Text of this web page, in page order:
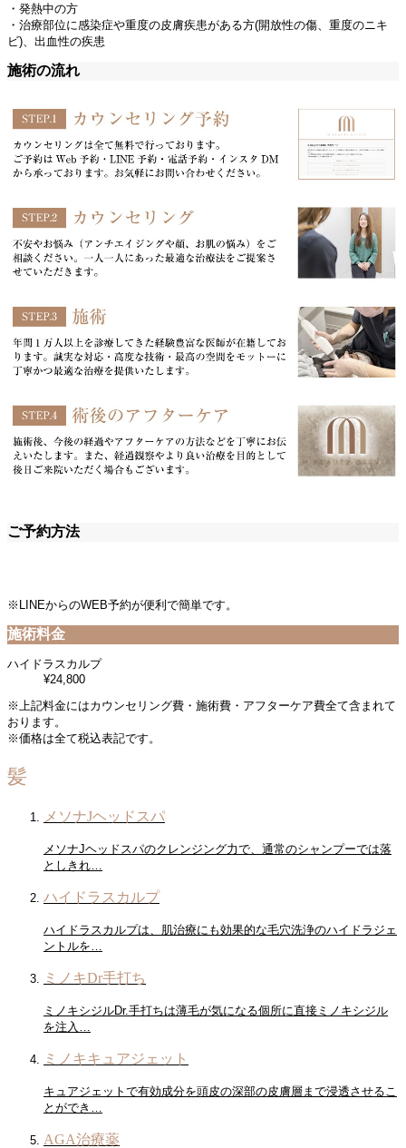
・発熱中の方
・治療部位に感染症や重度の皮膚疾患がある方(開放性の傷、重度のニキ
ビ)、出血性の疾患
施術の流れ
ご予約方法
※LINEからのWEB予約が便利で簡単です。
施術料金
ハイドラスカルプ
¥24,800
※上記料金にはカウンセリング費・施術費・アフターケア費全て含まれて
おります。
※価格は全て税込表記です。
髪
メソナJヘッドスパ
メソナJヘッドスパのクレンジング力で、通常のシャンプーでは落
としきれ…
ハイドラスカルプ
ハイドラスカルプは、肌治療にも効果的な毛穴洗浄のハイドラジェ
ントルを…
ミノキDr手打ち
ミノキシジルDr.手打ちは薄毛が気になる個所に直接ミノキシジル
を注入…
ミノキキュアジェット
キュアジェットで有効成分を頭皮の深部の皮膚層まで浸透させるこ
とができ…
AGA治療薬